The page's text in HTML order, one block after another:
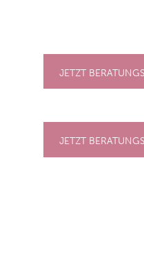
JETZT
JETZT